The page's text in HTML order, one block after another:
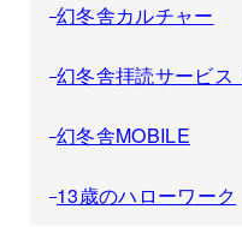
幻冬舎カルチャー
幻冬舎拝読サービス
幻冬舎MOBILE
13歳のハローワーク